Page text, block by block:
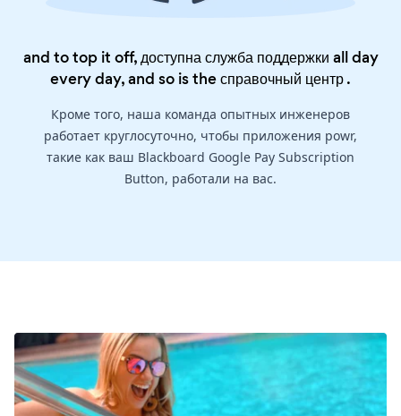
and to top it off, доступна служба поддержки all day
every day, and so is theсправочный центр.
Кроме того, наша команда опытных инженеров
работает круглосуточно, чтобы приложения powr,
такие как ваш Blackboard Google Pay Subscription
Button, работали на вас.